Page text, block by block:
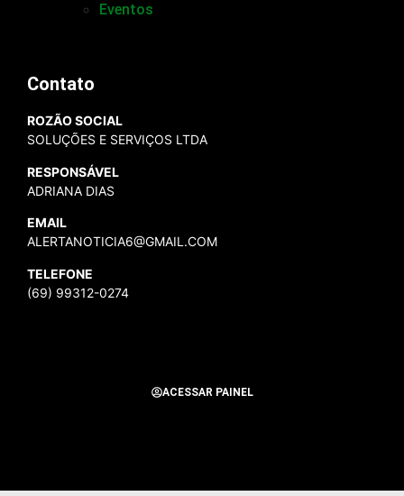
Eventos
Contato
ROZÃO SOCIAL
SOLUÇÕES E SERVIÇOS LTDA
RESPONSÁVEL
ADRIANA DIAS
EMAIL
ALERTANOTICIA6@GMAIL.COM
TELEFONE
(69) 99312-0274
ACESSAR PAINEL